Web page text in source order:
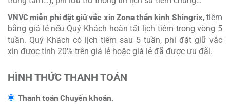
VNVC miễn phí đặt giữ vắc xin Zona thần kinh Shingrix, tiêm
bằng giá lẻ nếu Quý Khách hoàn tất lịch tiêm trong vòng 5
tuần. Quý Khách có lịch tiêm sau 5 tuần, phí đặt giữ vắc
xin được tính 20% trên giá lẻ hoặc giá lẻ đã được ưu đãi.
HÌNH THỨC THANH TOÁN
Thanh toán Chuyển khoản.